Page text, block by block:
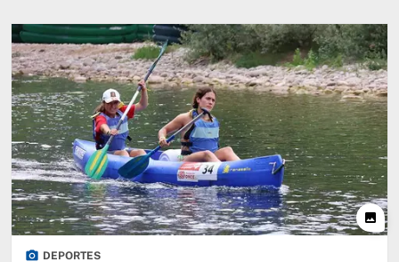
photo
photo_camera DEPORTES